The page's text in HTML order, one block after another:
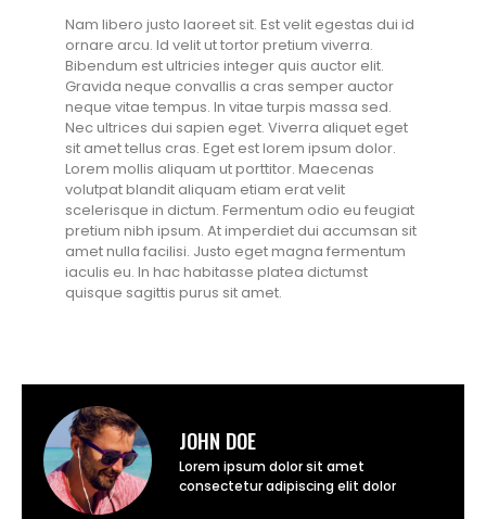
Nam libero justo laoreet sit. Est velit egestas dui id
ornare arcu. Id velit ut tortor pretium viverra.
Bibendum est ultricies integer quis auctor elit.
Gravida neque convallis a cras semper auctor
neque vitae tempus. In vitae turpis massa sed.
Nec ultrices dui sapien eget. Viverra aliquet eget
sit amet tellus cras. Eget est lorem ipsum dolor.
Lorem mollis aliquam ut porttitor. Maecenas
volutpat blandit aliquam etiam erat velit
scelerisque in dictum. Fermentum odio eu feugiat
pretium nibh ipsum. At imperdiet dui accumsan sit
amet nulla facilisi. Justo eget magna fermentum
iaculis eu. In hac habitasse platea dictumst
quisque sagittis purus sit amet.
JOHN DOE
Lorem ipsum dolor sit amet
consectetur adipiscing elit dolor